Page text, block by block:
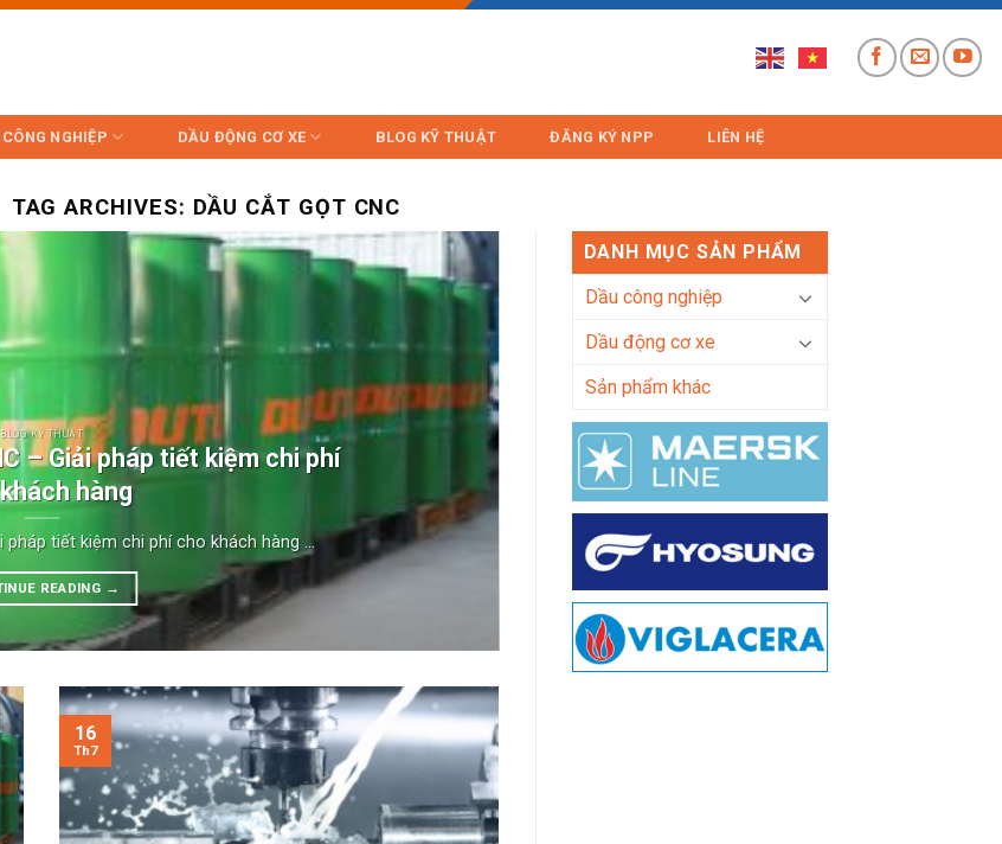
NGHIỆP DẦU ĐỘNG CƠ XE BLOG KỸ THUẬT ĐĂNG KÝ NPP LIÊN HỆ
TAG ARCHIVES: DẦU CẮT GỌT CNC
BLOG KỸ THUẬT
– Giải pháp tiết kiệm chi phí
hàng
pháp tiết kiệm chi phí cho khách hàng ...
READING →
16
Th7
DANH MỤC SẢN PHẨM
Dầu công nghiệp
Dầu động cơ xe
Sản phẩm khác